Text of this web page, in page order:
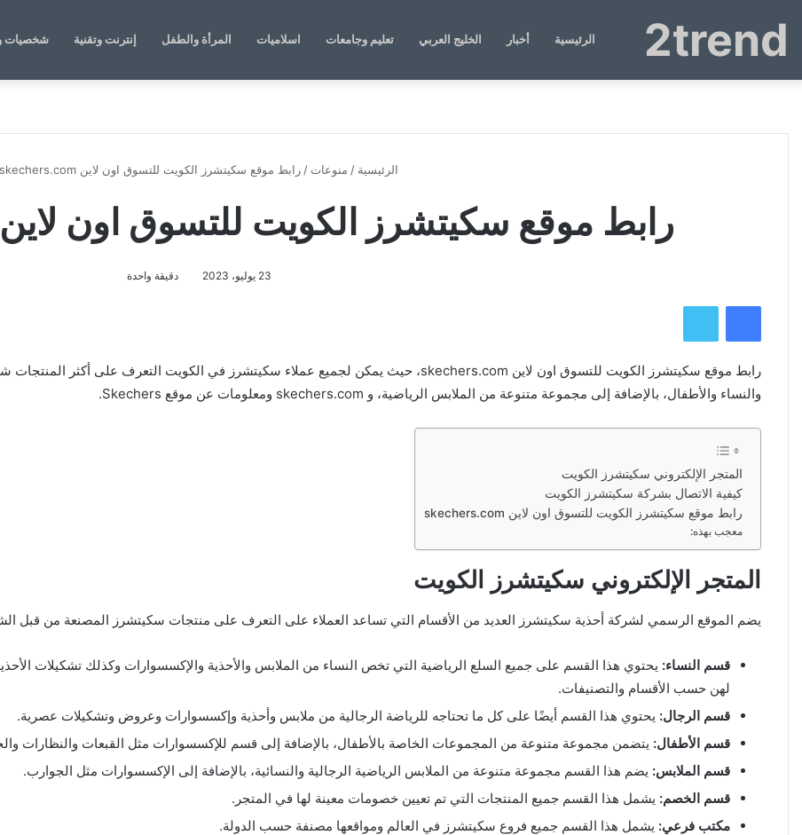
2trend الرئيسية أخبار الخليج العربي تعليم وجامعات اسلاميات المرأة والطفل إنترنت وتقنية شخصيات
الرئيسية / منوعات / رابط موقع سكيتشرز الكويت للتسوق اون لاين skechers.com
رابط موقع سكيتشرز الكويت للتسوق اون لاين skechers.com
23 يوليو، 2023 دقيقة واحدة
فيسبوك تويتر
رابط موقع سكيتشرز الكويت للتسوق اون لاين skechers.com، حيث
يمكن لجميع عملاء سكيتشرز في الكويت التعرف على أكثر المنتجات
والنساء والأطفال، بالإضافة إلى مجموعة متنوعة من الملابس الرياضية، و skechers.com ومعلومات عن موقع Skechers.
المتجر الإلكتروني سكيتشرز الكويت
كيفية الاتصال بشركة سكيتشرز الكويت
رابط موقع سكيتشرز الكويت للتسوق اون لاين skechers.com
معجب بهذه:
المتجر الإلكتروني سكيتشرز الكويت
يضم الموقع الرسمي لشركة أحذية سكيتشرز العديد من الأقسام التي تساعد العملاء على التعرف على منتجات سكيتشرز المصنعة من قبل
قسم النساء: يحتوي هذا القسم على جميع السلع الرياضية التي تخص النساء من الملابس والأحذية والإكسسوارات وكذلك تشكيلات
لهن حسب الأقسام والتصنيفات.
قسم الرجال: يحتوي هذا القسم أيضًا على كل ما تحتاجه للرياضة الرجالية من ملابس وأحذية وإكسسوارات وعروض وتشكيلات عصرية.
قسم الأطفال: يتضمن مجموعة متنوعة من المجموعات الخاصة بالأطفال، بالإضافة إلى قسم للإكسسوارات مثل القبعات والنظارات
قسم الملابس: يضم هذا القسم مجموعة متنوعة من الملابس الرياضية الرجالية والنسائية، بالإضافة إلى الإكسسوارات مثل الجوارب.
قسم الخصم: يشمل هذا القسم جميع المنتجات التي تم تعيين خصومات معينة لها في المتجر.
مكتب فرعي: يشمل هذا القسم جميع فروع سكيتشرز في العالم ومواقعها مصنفة حسب الدولة.